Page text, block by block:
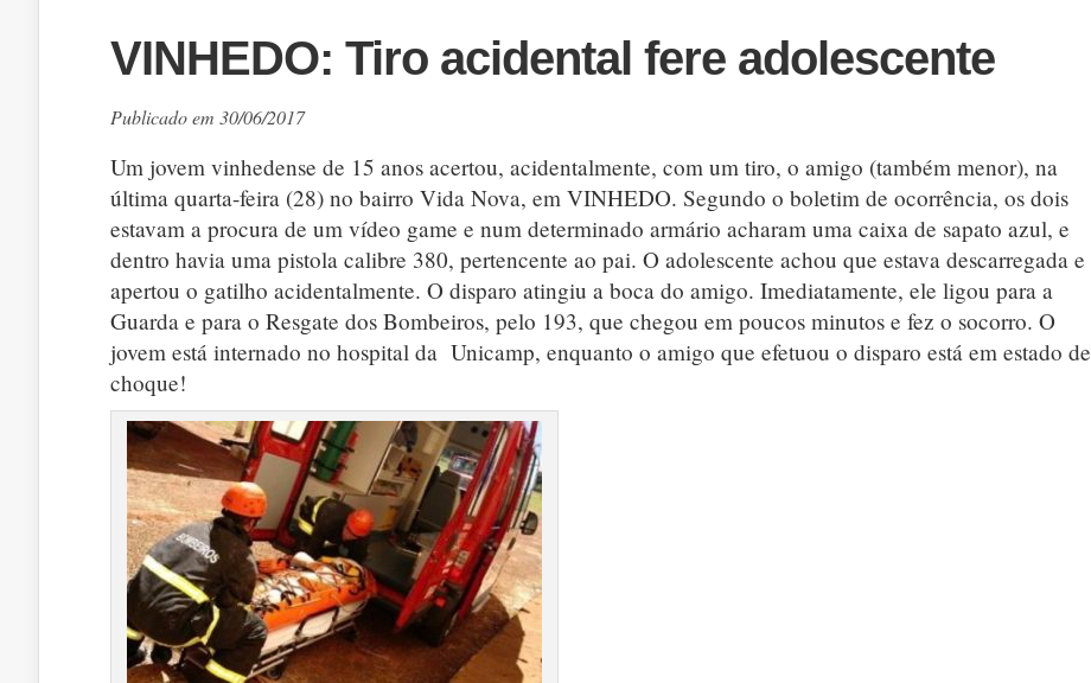
VINHEDO: Tiro acidental fere adolescente
Publicado em 30/06/2017
Um jovem vinhedense de 15 anos acertou, acidentalmente, com um tiro, o amigo (também menor), na
última quarta-feira (28) no bairro Vida Nova, em VINHEDO. Segundo o boletim de ocorrência, os dois
estavam a procura de um vídeo game e num determinado armário acharam uma caixa de sapato azul, e
dentro havia uma pistola calibre 380, pertencente ao pai. O adolescente achou que estava descarregada e
apertou o gatilho acidentalmente. O disparo atingiu a boca do amigo. Imediatamente, ele ligou para a
Guarda e para o Resgate dos Bombeiros, pelo 193, que chegou em poucos minutos e fez o socorro. O
jovem está internado no hospital da Unicamp, enquanto o amigo que efetuou o disparo está em estado de
choque!